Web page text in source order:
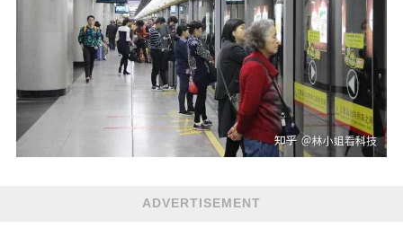
ADVERTISEMENT